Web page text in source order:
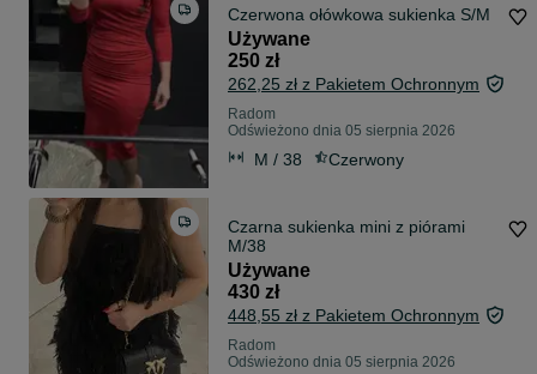
Czerwona ołówkowa sukienka S/M
Używane
250 zł
262,25 zł z Pakietem Ochronnym
Radom
Odświeżono dnia 05 sierpnia 2026
M / 38 Czerwony
Czarna sukienka mini z piórami
M/38
Używane
430 zł
448,55 zł z Pakietem Ochronnym
Radom
Odświeżono dnia 05 sierpnia 2026